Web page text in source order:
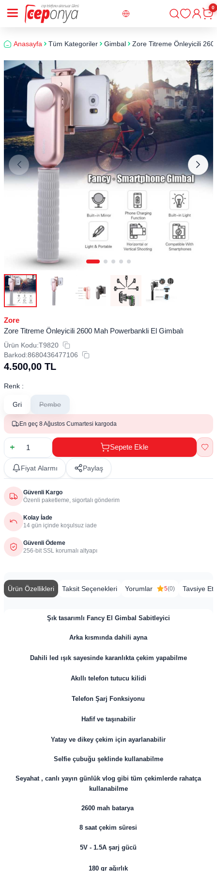
Giriş
0
Anasayfa Tüm Kategoriler Gimbal Zore Titreme Önleyicili
Zore
Zore Titreme Önleyicili 2600 Mah Powerbankli El Gimbalı
Ürün Kodu:T9820
Barkod:8680436477106
4.500,00 TL
Renk :
Gri Pembe
En geç 8 Ağustos Cumartesi kargoda
Sepete Ekle
Fiyat Alarmı Paylaş
Güvenli Kargo
Özenli paketleme, sigortalı gönderim
Kolay İade
14 gün içinde koşulsuz iade
Güvenli Ödeme
256-bit SSL korumalı altyapı
Ürün Özellikleri Taksit Seçenekleri Yorumlar 5(0) Tavsiye Et
Şık tasarımlı Fancy El Gimbal Sabitleyici
Arka kısmında dahili ayna
Dahili led ışık sayesinde karanlıkta çekim yapabilme
Akıllı telefon tutucu kilidi
Telefon Şarj Fonksiyonu
Hafif ve taşınabilir
Yatay ve dikey çekim için ayarlanabilir
Selfie çubuğu şeklinde kullanabilme
Seyahat , canlı yayın günlük vlog gibi tüm çekimlerde rahatça
kullanabilme
2600 mah batarya
8 saat çekim süresi
5V - 1.5A şarj gücü
180 gr ağırlık